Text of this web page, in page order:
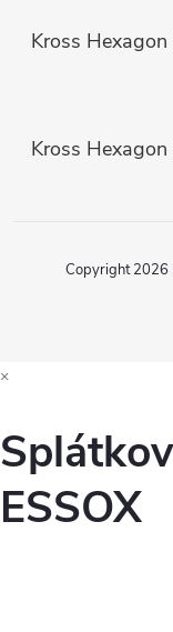
Kross
Kross
Copyright 2026
×
ESSOX